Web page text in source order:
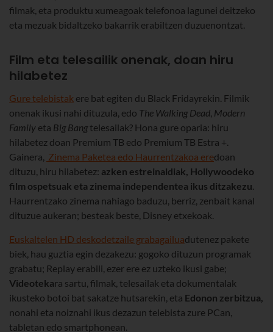
filmak, eta produktu xumeagoak telefonoa lagunei deitzeko
eta mezuak bidaltzeko bakarrik erabiltzen duzuenontzat.
Film eta telesailik onenak, doan hiru
hilabetez
Gure telebistak ere bat egiten du Black Fridayrekin. Filmik
onenak ikusi nahi dituzula, edo The Walking Dead, Modern
Family eta Big Bangtelesailak? Hona gure oparia: hiru
hilabetez doan Premium TB edo Premium TB Estra +.
Gainera, Zinema Paketea edo Haurrentzakoa eredoan
dituzu, hiru hilabetez: azken estreinaldiak, Hollywoodeko
film ospetsuak eta zinema independentea ikus ditzakezu.
Haurrentzako zinema nahiago baduzu, berriz, zenbait kanal
dituzue aukeran; besteak beste, Disney etxekoak.
Euskaltelen HD deskodetzaile grabagailuadutenez pakete
biek, hau guztia egin dezakezu: gogoko dituzun programak
grabatu; Replay erabili, ezer ere ez uzteko ikusi gabe;
Videotekara sartu, filmak, telesailak eta dokumentalak
ikusteko botoi bat sakatze hutsarekin, eta Edonon zerbitzua,
nonahi eta noiznahi ikus dezazun telebista zure PCan,
tabletan edo smartphonean.